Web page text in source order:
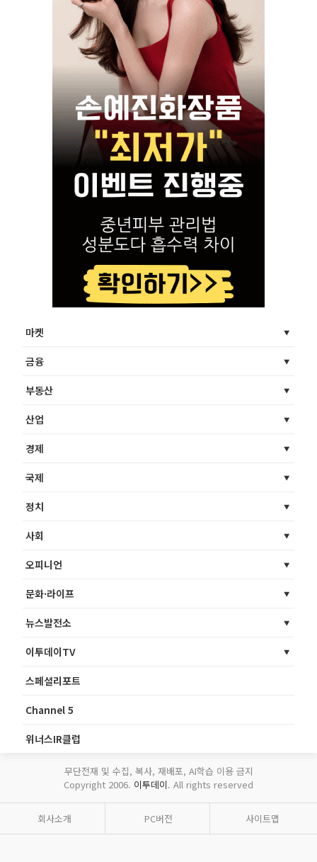
마켓
금융
부동산
산업
경제
국제
정치
사회
오피니언
문화·라이프
뉴스발전소
이투데이TV
스페셜리포트
Channel 5
위너스IR클럽
무단전재 및 수집, 복사, 재배포, AI학습 이용 금지
Copyright 2006. 이투데이. All rights reserved
회사소개 PC버전 사이트맵